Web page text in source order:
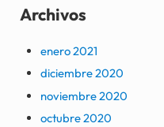
Archivos
enero 2021
diciembre 2020
noviembre 2020
octubre 2020